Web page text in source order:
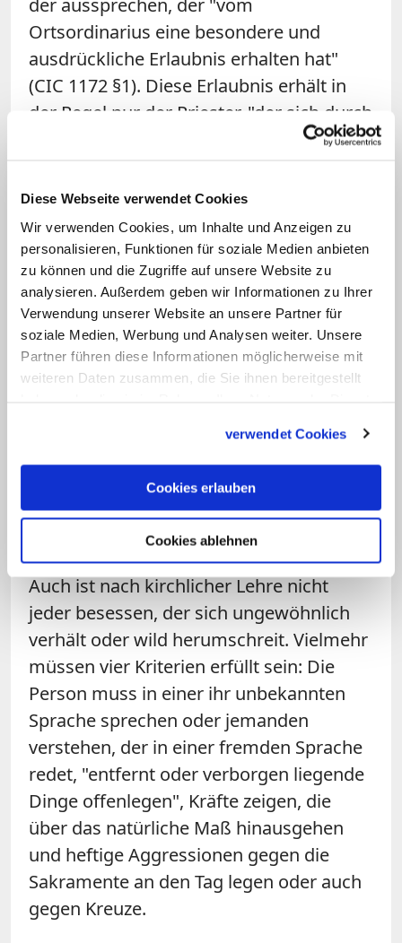
Diese Webseite verwendet Cookies
Wir verwenden Cookies, um Inhalte und Anzeigen zu
personalisieren, Funktionen für soziale Medien anbieten
zu können und die Zugriffe auf unsere Website zu
analysieren. Außerdem geben wir Informationen zu Ihrer
Verwendung unserer Website an unsere Partner für
soziale Medien, Werbung und Analysen weiter. Unsere
Partner führen diese Informationen möglicherweise mit
weiteren Daten zusammen, die Sie ihnen bereitgestellt
verwendet Cookies
Cookies erlauben
Cookies ablehnen
Ortsordinarius eine besondere und
ausdrückliche Erlaubnis erhalten hat"
(CIC 1172 §1). Diese Erlaubnis erhält in
der Regel nur der Priester, "der sich durch
Frömmigkeit, Wissen, Klugheit und
heißt es im Kirchenrecht weiter (CIC 1172
§2).
Vor der Anwendung des Exorzismus sind
eingehende medizinische und
psychiatrische
Behandlungsmöglichkeiten zu nutzen.
Der Exorzist muss sich außerdem an ein
sogenannten "Rituale Romanum", dem
Dazu gehören neben Gebeten auch
Symbolhandlungen wie das Besprengen
mit Weihwasser.
Auch ist nach kirchlicher Lehre nicht
jeder besessen, der sich ungewöhnlich
verhält oder wild herumschreit. Vielmehr
müssen vier Kriterien erfüllt sein: Die
Person muss in einer ihr unbekannten
Sprache sprechen oder jemanden
verstehen, der in einer fremden Sprache
redet, "entfernt oder verborgen liegende
Dinge offenlegen", Kräfte zeigen, die
über das natürliche Maß hinausgehen
und heftige Aggressionen gegen die
Sakramente an den Tag legen oder auch
gegen Kreuze.